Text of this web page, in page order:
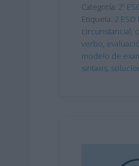
Categoría: 2º
Etiqueta: 2 ESO
circunstancial,
verbo,
modelo de
sintaxis,